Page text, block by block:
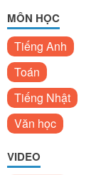
MÔN HỌC
Tiếng Anh
Toán
Tiếng Nhật
Văn học
VIDEO